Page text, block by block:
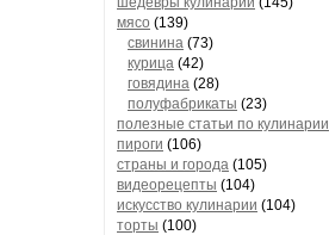
мясо (139)
свинина (73)
курица (42)
говядина (28)
полуфабрикаты (23)
полезные статьи по кулинарии
пироги (106)
страны и города (105)
видеорецепты (104)
искусство кулинарии (104)
торты (100)